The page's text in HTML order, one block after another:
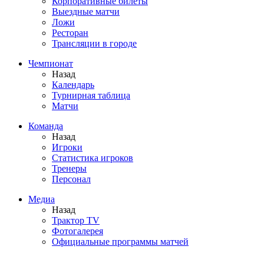
Выездные матчи
Ложи
Ресторан
Трансляции в городе
Чемпионат
Назад
Календарь
Турнирная таблица
Матчи
Команда
Назад
Игроки
Статистика игроков
Тренеры
Персонал
Медиа
Назад
Трактор TV
Фотогалерея
Официальные программы матчей